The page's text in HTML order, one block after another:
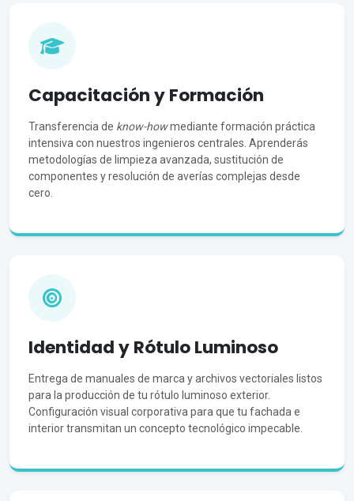
Capacitación y Formación
Transferencia de know-howmediante formación práctica
intensiva con nuestros ingenieros centrales. Aprenderás
metodologías de limpieza avanzada, sustitución de
componentes y resolución de averías complejas desde
cero.
Identidad y Rótulo Luminoso
Entrega de manuales de marca y archivos vectoriales listos
para la producción de tu rótulo luminoso exterior.
Configuración visual corporativa para que tu fachada e
interior transmitan un concepto tecnológico impecable.